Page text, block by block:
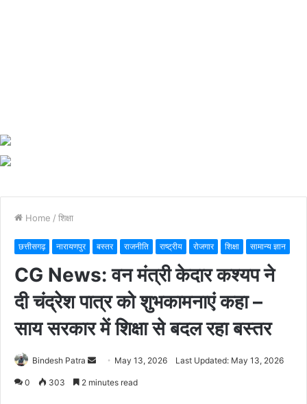
Home / शिक्षा
छत्तीसगढ़ नारायणपुर बस्तर राजनीति राष्ट्रीय रोजगार शिक्षा सामान्य ज्ञान
CG News: वन मंत्री केदार कश्यप ने
दी चंद्रेश पात्र को शुभकामनाएं कहा –
साय सरकार में शिक्षा से बदल रहा बस्तर
Bindesh Patra
e
May 13, 2026 Last Updated: May 13, 2026
0 303 2 minutes read